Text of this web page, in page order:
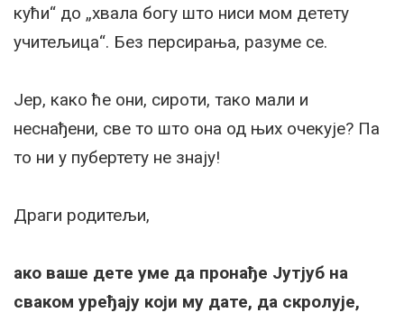
кући“ до „хвала богу што ниси мом детету
учитељица“. Без персирања, разуме се.
Јер, како ће они, сироти, тако мали и
неснађени, све то што она од њих очекује? Па
то ни у пубертету не знају!
Драги родитељи,
ако ваше дете уме да пронађе Јутјуб на
сваком уређају који му дате, да скролује,